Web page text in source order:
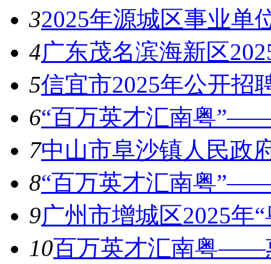
32025年源城区事业单
4广东茂名滨海新区
5信宜市2025年公开招
6“百万英才汇南粤
7中山市阜沙镇人民政
8“百万英才汇南粤
9广州市增城区2025年
10百万英才汇南粤——